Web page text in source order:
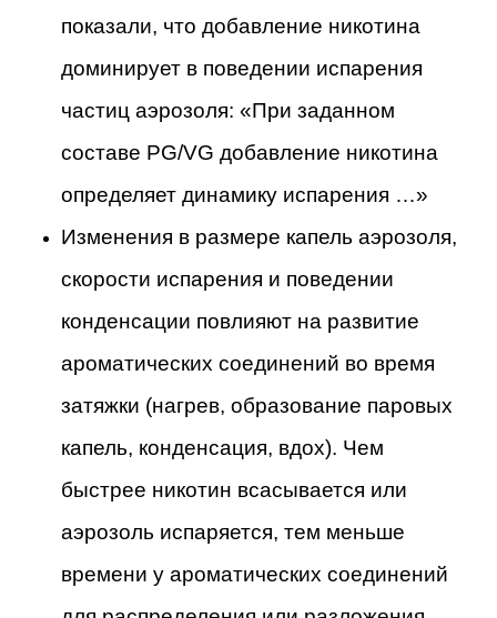
показали, что добавление никотина
доминирует в поведении испарения
частиц аэрозоля: «При заданном
составе PG/VG добавление никотина
определяет динамику испарения …»
Изменения в размере капель аэрозоля,
скорости испарения и поведении
конденсации повлияют на развитие
ароматических соединений во время
затяжки (нагрев, образование паровых
капель, конденсация, вдох). Чем
быстрее никотин всасывается или
аэрозоль испаряется, тем меньше
времени у ароматических соединений